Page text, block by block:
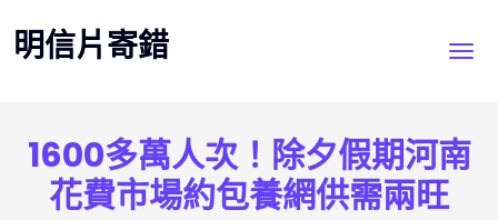
to
content
明信片寄錯
1600多萬人次！除夕假期河南
花費市場約包養網供需兩旺